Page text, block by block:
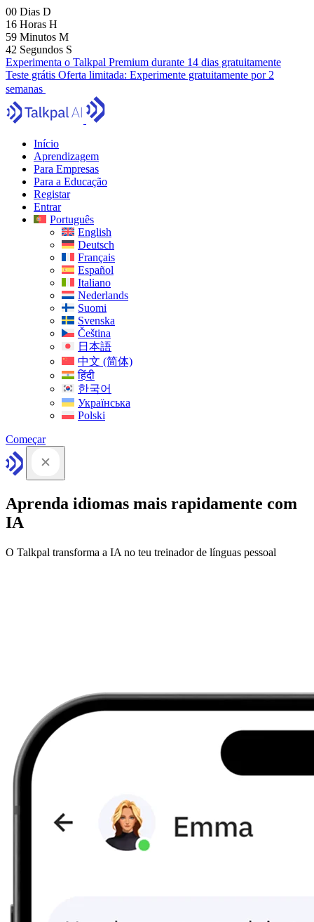
00 Dias D
16 Horas H
59 Minutos M
41 Segundos S
Experimenta o Talkpal Premium durante 14 dias gratuitamente
Teste grátis Oferta limitada: Experimente gratuitamente por 2
semanas
Início
Aprendizagem
Para Empresas
Para a Educação
Registar
Entrar
Português
English
Deutsch
Français
Español
Italiano
Nederlands
Suomi
Svenska
Čeština
日本語
中文 (简体)
हिंदी
한국어
Українська
Polski
Começar
Aprenda idiomas mais rapidamente com
IA
O Talkpal transforma a IA no teu treinador de línguas pessoal